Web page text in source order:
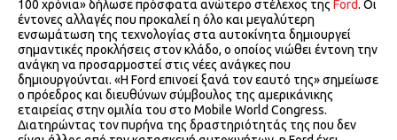
100 χρόνια» δήλωσε πρόσφατα ανώτερο στέλεχος της Ford. Οι
έντονες αλλαγές που προκαλεί η όλο και μεγαλύτερη
ενσωμάτωση της τεχνολογίας στα αυτοκίνητα δημιουργεί
σημαντικές προκλήσεις στον κλάδο, ο οποίος νιώθει έντονη την
ανάγκη να προσαρμοστεί στις νέες ανάγκες που
δημιουργούνται. «Η Ford επινοεί ξανά τον εαυτό της» σημείωσε
ο πρόεδρος και διευθύνων σύμβουλος της αμερικάνικης
εταιρείας στην ομιλία του στο Mobile World Congress.
Διατηρώντας τον πυρήνα της δραστηριότητάς της που δεν